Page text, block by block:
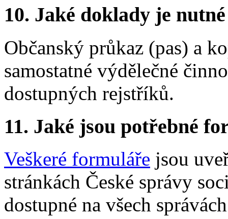
10. Jaké doklady je
Občanský průkaz (pas) a
samostatné výdělečné
dostupných rejstříků.
11. Jaké jsou potřebné
Veškeré formuláře jsou
stránkách České správy
dostupné na všech